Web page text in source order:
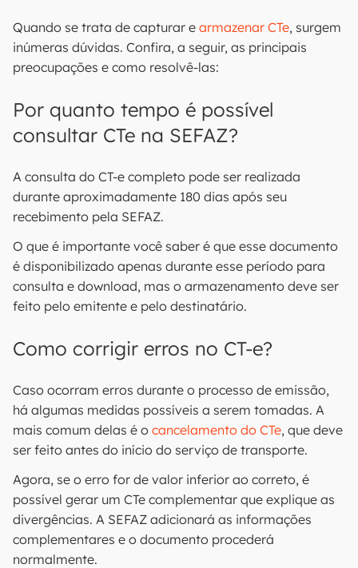
Quando se trata de capturar e armazenar CTe, surgem
inúmeras dúvidas. Confira, a seguir, as principais
preocupações e como resolvê-las:
Por quanto tempo é possível
consultar CTe na SEFAZ?
A consulta do CT-e completo pode ser realizada
durante aproximadamente 180 dias após seu
recebimento pela SEFAZ.
O que é importante você saber é que esse documento
é disponibilizado apenas durante esse período para
consulta e download, mas o armazenamento deve ser
feito pelo emitente e pelo destinatário.
Como corrigir erros no CT-e?
Caso ocorram erros durante o processo de emissão,
há algumas medidas possíveis a serem tomadas. A
mais comum delas é o cancelamento do CTe, que deve
ser feito antes do início do serviço de transporte.
Agora, se o erro for de valor inferior ao correto, é
possível gerar um CTe complementar que explique as
divergências. A SEFAZ adicionará as informações
complementares e o documento procederá
normalmente.